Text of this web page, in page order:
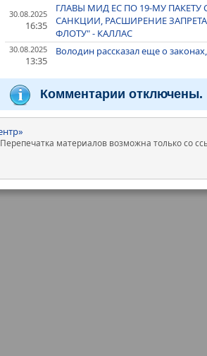
30.08.2025
16:35
ГЛАВЫ МИД ЕС ПО 19-МУ
САНКЦИИ, РАСШИРЕНИЕ
ФЛОТУ" - КАЛЛАС
30.08.2025
13:35
Володин рассказал еще о
Комментарии отключены.
материалов возможна только со